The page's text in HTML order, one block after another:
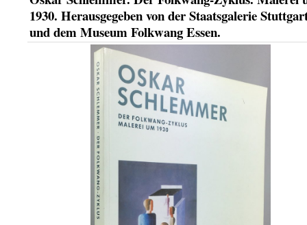
1930. Herausgegeben von der Staatsgalerie
und dem Museum Folkwang Essen.